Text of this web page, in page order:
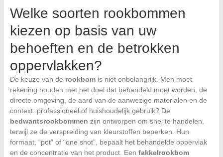
Welke soorten rookbommen
kiezen op basis van uw
behoeften en de betrokken
oppervlakken?
De keuze van de rookbomis niet onbelangrijk. Men moet
rekening houden met het doel dat behandeld moet worden, de
directe omgeving, de aard van de aanwezige materialen en de
context: professioneel of huishoudelijk gebruik? De
bedwantsrookbommen zijn ontworpen om snel te handelen,
terwijl ze de verspreiding van kleurstoffen beperken. Hun
formaat, “pot” of “one shot”, bepaalt het behandelde oppervlak
en de concentratie van het product. Een fakkelrookbom